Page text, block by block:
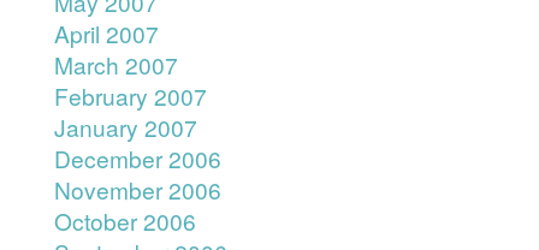
April 2007
March 2007
February 2007
January 2007
December 2006
November 2006
October 2006